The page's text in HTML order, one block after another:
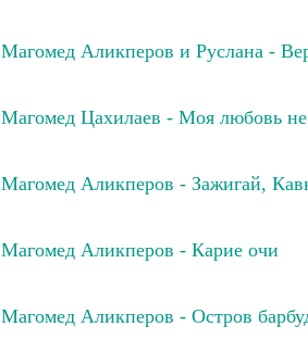
Магомед Аликперов и Руслана -
Магомед Цахилаев - Моя любовь
Магомед Аликперов - Зажигай,
Магомед Аликперов - Карие очи
Магомед Аликперов - Остров